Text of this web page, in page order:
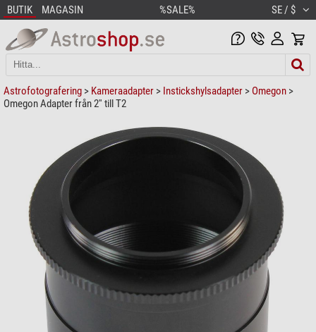
BUTIK MAGASIN %SALE% SE / $
Astrofotografering > Kameraadapter > Instickshylsadapter > Omegon >
Omegon Adapter från 2'' till T2